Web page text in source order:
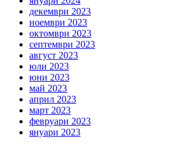
декември 2023
ноември 2023
октомври 2023
септември 2023
август 2023
юли 2023
юни 2023
май 2023
април 2023
март 2023
февруари 2023
януари 2023